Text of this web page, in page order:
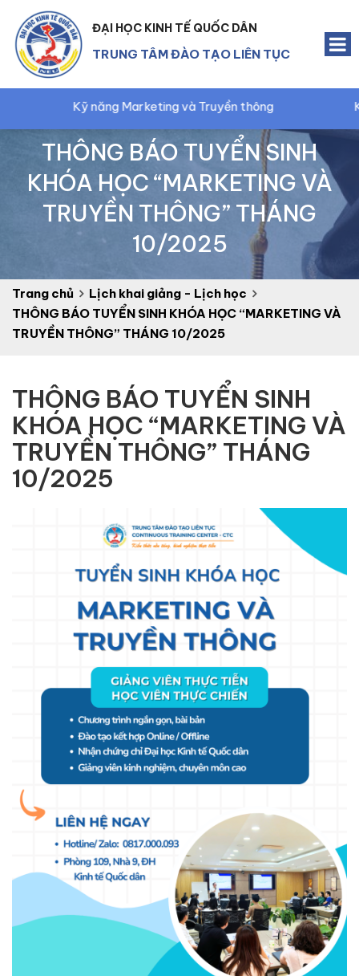
ĐẠI HỌC KINH TẾ QUỐC DÂN
TRUNG TÂM ĐÀO TẠO LIÊN TỤC
năng Marketing và Truyền thông Kế toán
THÔNG BÁO TUYỂN SINH
KHÓA HỌC “MARKETING VÀ
TRUYỀN THÔNG” THÁNG
10/2025
Trang chủ
Lịch khai giảng - Lịch học
THÔNG BÁO TUYỂN SINH KHÓA HỌC “MARKETING VÀ
TRUYỀN THÔNG” THÁNG 10/2025
THÔNG BÁO TUYỂN SINH
KHÓA HỌC “MARKETING VÀ
TRUYỀN THÔNG” THÁNG
10/2025